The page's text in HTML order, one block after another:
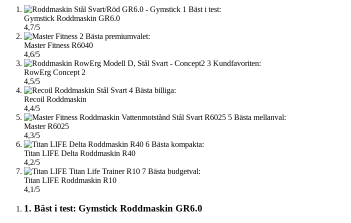
1 Bäst i test:
Gymstick Roddmaskin GR6.0
4,7/5
2 Bästa premiumvalet:
Master Fitness R6040
4,6/5
3 Kundfavoriten:
RowErg Concept 2
4,5/5
4 Bästa billiga:
Recoil Roddmaskin
4,4/5
5 Bästa mellanval:
Master R6025
4,3/5
6 Bästa kompakta:
Titan LIFE Delta Roddmaskin R40
4,2/5
7 Bästa budgetval:
Titan LIFE Roddmaskin R10
4,1/5
1. Bäst i test: Gymstick Roddmaskin GR6.0